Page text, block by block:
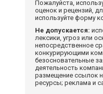
Пожалуйста,
оценок и рецензий,
используйте форму
Не допускается:
лексики, угроз или
непосредственное
конкурирующими
безосновательные
деятельность
размещение ссылок
ресурсы; реклама и